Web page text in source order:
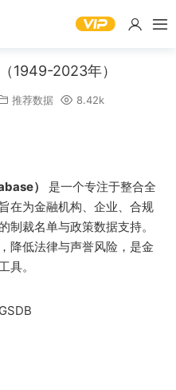
1949-2023年）
推荐数据 8.42k
）
是一个专注于整合全
在为金融机构、企业、合规
制裁名单与政策数据支持。
降低法律与声誉风险，是金
具。